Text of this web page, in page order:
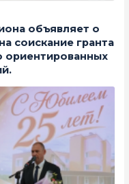
объявляет о
соискание гранта
ориентированных